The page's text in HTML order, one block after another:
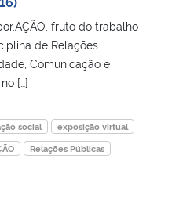
e Comunicações
fruto do trabalho
de Relações
Comunicação e
[…]
social
exposição virtual
Relações Públicas